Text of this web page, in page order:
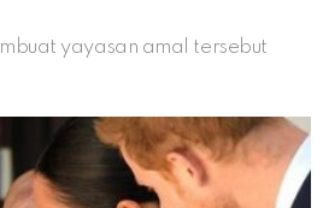
yayasan amal tersebut